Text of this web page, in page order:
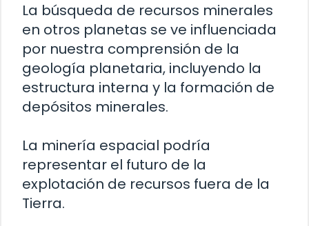
La búsqueda de recursos minerales
en otros planetas se ve influenciada
por nuestra comprensión de la
geología planetaria, incluyendo la
estructura interna y la formación de
depósitos minerales.
La minería espacial podría
representar el futuro de la
explotación de recursos fuera de la
Tierra.